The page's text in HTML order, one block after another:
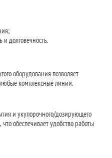
и долговечность.
оборудования позволяет
комплексные линии.
и укупорочного/дозирующего
обеспечивает удобство работы